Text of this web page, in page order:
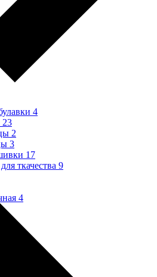
4
23
2
3
17
ткачества 9
4